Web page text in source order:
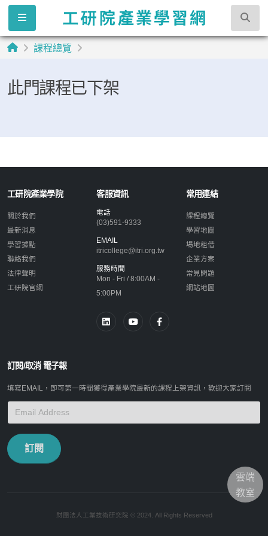
課程總覽
此門課程已下架
雲端
教室
工研院產業學院
關於我們
最新消息
學習據點
聯絡我們
法律聲明
工研院官網
客服資訊
電話
(03)591-9333
EMAIL
itricollege@itri.org.tw
服務時間
Mon - Fri / 8:00AM -
5:00PM
常用連結
課程總覽
學習地圖
場地租借
企業方案
常見問題
網站地圖
訂閱/取消 電子報
填寫EMAIL，即可第一時間獲得產業學院最新的課程上架資訊，歡迎大家訂閱
訂閱
財團法人工業技術研究院 © 2024. All Rights Reserved